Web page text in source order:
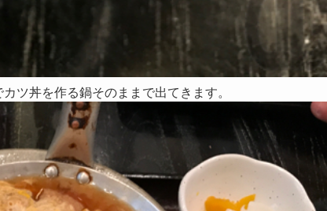
ツ丼を作る鍋そのままで出てきます。